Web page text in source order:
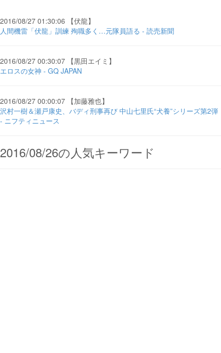
2016/08/27 01:30:06 【伏龍】
人間機雷「伏龍」訓練 殉職多く…元隊員語る - 読売新聞
2016/08/27 00:30:07 【黒田エイミ】
エロスの女神 - GQ JAPAN
2016/08/27 00:00:07 【加藤雅也】
沢村一樹＆瀬戸康史、バディ刑事再び 中山七里氏“犬養”シリーズ第2弾
- ニフティニュース
2016/08/26の人気キーワード